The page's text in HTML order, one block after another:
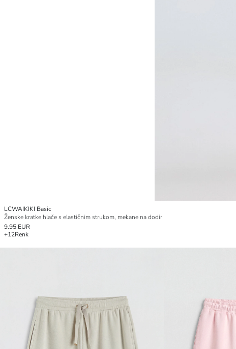
LCWAIKIKI Basic
Ženske kratke hlače s elastičnim strukom, mekane na dodir
9.95 EUR
+12Renk